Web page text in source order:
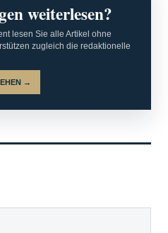
weiterlesen?
lesen Sie alle Artikel ohne
zugleich die redaktionelle
→